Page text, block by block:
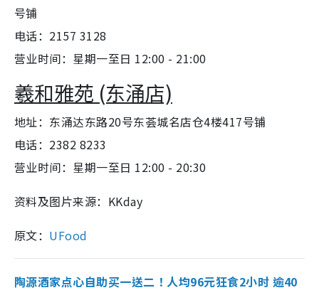
号铺
电话：2157 3128
营业时间：星期一至日 12:00 - 21:00
羲和雅苑 (东涌店)
地址：东涌达东路20号东荟城名店仓4楼417号铺
电话：2382 8233
营业时间：星期一至日 12:00 - 20:30
资料及图片来源：KKday
原文： UFood
陶源酒家点心自助买一送二！人均96元狂食2小时 逾40